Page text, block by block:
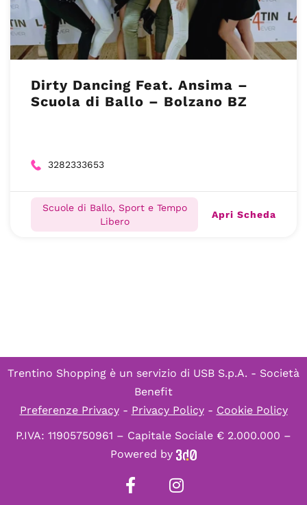
Dirty Dancing Feat. Ansima –
Scuola di Ballo – Bolzano BZ
3282333653
Scuole di Ballo, Sport e Tempo
Libero
Apri Scheda
Trentino Shopping è un servizio di USB S.p.A. - Società
Benefit
Preferenze Privacy- Privacy Policy- Cookie Policy
P.IVA: 11905750961 – Capitale Sociale € 2.000.000 –
Powered by